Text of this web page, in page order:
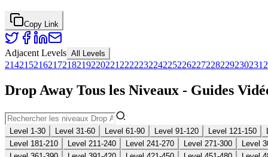
Copy Link
Adjacent Levels All Levels
214215216217218219220221 222223224225226227228229230231
Drop Away Tous les Niveaux - Guides
Level 1-30 Level 31-60 Level 61-90 Level 91-120 Level 121-150
Level 181-210
Level 211-240 Level 241-270 Level 271-300
Level